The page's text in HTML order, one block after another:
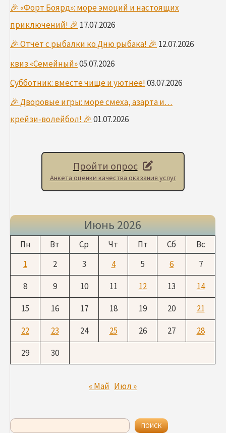
🎉 «Форт Боярд»: море эмоций и настоящих
приключений! 🎉 17.07.2026
🎉 Отчёт с рыбалки ко Дню рыбака! 🎉 12.07.2026
квиз «Семейный»05.07.2026
Субботник: вместе чище и уютнее!03.07.2026
🎉 Дворовые игры: море смеха, азарта и…
крейзи‑волейбол! 🎉 01.07.2026
Пройти опрос
Анкета оценки качества оказания услуг
Июнь 2026
Пн Вт Ср Чт Пт Сб
Вс
1
2 3 4 5 6
7
8
9 10 11 12 13
14
15
16 17 18 19 20
21
22
23 24 25 26 27
28
29
30
« Май Июл »
Поиск ПОИСК